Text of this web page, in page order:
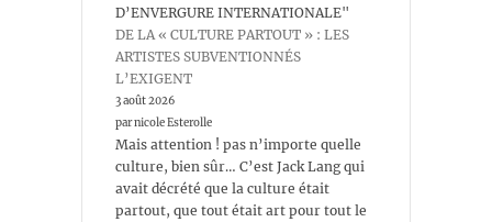
D’ENVERGURE INTERNATIONALE"
DE LA « CULTURE PARTOUT » : LES
ARTISTES SUBVENTIONNÉS
L’EXIGENT
3 août 2026
par nicole Esterolle
Mais attention ! pas n’importe quelle
culture, bien sûr… C’est Jack Lang qui
avait décrété que la culture était
partout, que tout était art pour tout le